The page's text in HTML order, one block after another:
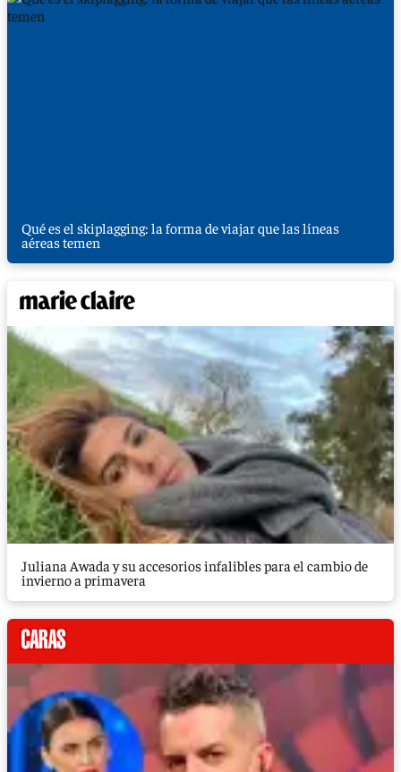
Qué es el skiplagging: la forma de viajar que las líneas
aéreas temen
Juliana Awada y su accesorios infalibles para el cambio de
invierno a primavera